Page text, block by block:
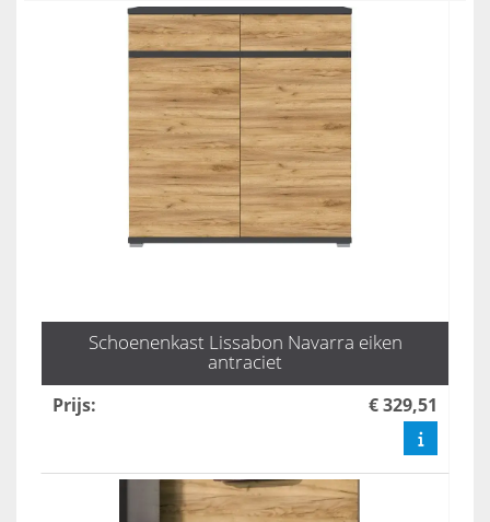
Schoenenkast Lissabon Navarra eiken
antraciet
Prijs: € 329,51